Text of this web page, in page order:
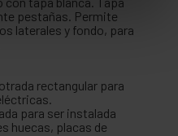
pestañas. Permite
laterales y fondo, para
rectangular para
para ser instalada
huecas, placas de